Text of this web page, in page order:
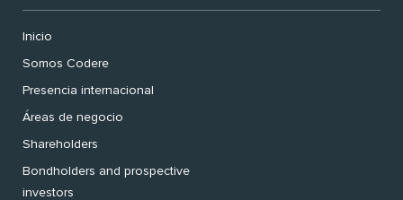
Inicio
Somos Codere
Presencia internacional
Áreas de negocio
Shareholders
Bondholders and prospective
investors